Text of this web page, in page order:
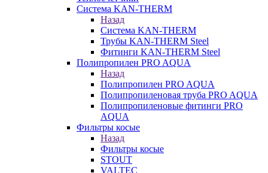
Система KAN-THERM
Назад
Система KAN-THERM
Трубы KAN-THERM Steel
Фитинги KAN-THERM Steel
Полипропилен PRO AQUA
Назад
Полипропилен PRO AQUA
Полипропиленовая труба PRO AQUA
Полипропиленовые фитинги PRO
AQUA
Фильтры косые
Назад
Фильтры косые
STOUT
VALTEC